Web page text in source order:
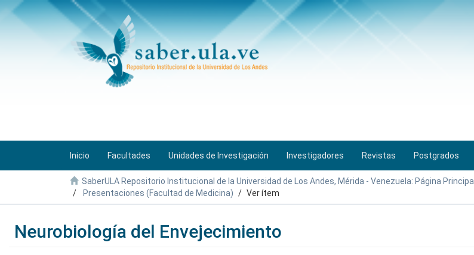
Inicio Facultades Unidades de Investigación Investigadores Revistas Postgrados
SaberULA Repositorio Institucional de la Universidad de Los Andes, Mérida - Venezuela: Página Principal
Presentaciones (Facultad de Medicina)
Ver ítem
Neurobiología del Envejecimiento